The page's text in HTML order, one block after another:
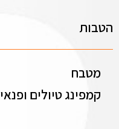
הטבות
מטבח
קמפינג טיולים ופנאי